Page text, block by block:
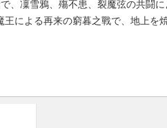
凜雪鴉、殤不患、裂魔弦の共闘
による再来の窮暮之戰で、地上を